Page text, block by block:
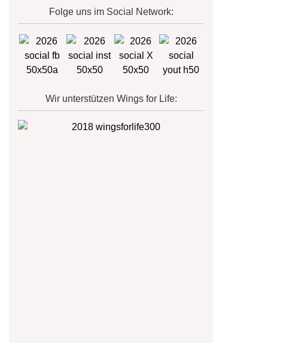
Folge uns im Social Network:
Wir unterstützen Wings for Life: